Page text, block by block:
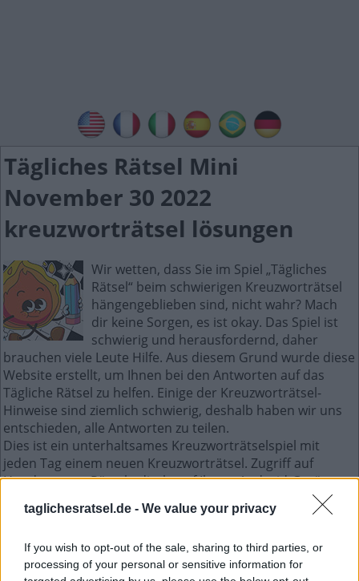
taglichesratsel.de - We value your privacy
If you wish to opt-out of the sale, sharing to third parties, or
processing of your personal or sensitive information for
Tägliches Rätsel Mini
November 30 2022
kreuzworträtsel lösungen
Wir wetten, dass Sie im Spiel „Tägliches
Rätsel“ beim schwierigen Kreuzworträtsel
hängengeblieben sind, nicht wahr? Mach
dir keine Sorgen, es ist okay. Das Spiel ist
schwierig und herausfordernd, daher
brauchen viele Leute Hilfe. Aus diesem Grund wurde diese
Website erstellt, um Ihnen bei den Antworten auf das
Tägliche Rätsel zu helfen. Einige der Kreuzworträtsel-
Hinweise sind ziemlich schwierig, deshalb haben wir uns
entschieden, alle Antworten zu teilen.
Dies ist ein unterhaltsames Kreuzworträtselspiel mit
jeden Tag einem neuen Kreuzworträtsel. Zugriff auf
Hunderte von Rätseln direkt auf Ihrem Android-Gerät.
Spielen oder wiederholen Sie Ihre Kreuzworträtsel, wann
und wo Sie möchten! Trainieren Sie Ihr Gehirn und lösen
Meister im Kreuzworträtsel-Lösen und haben Sie jede
Menge Spaß – und das alles kostenlos!